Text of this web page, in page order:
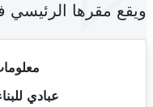
ويقع مقرها
عبادي